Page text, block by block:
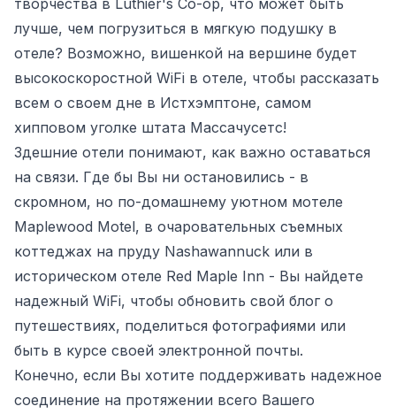
лучше, чем погрузиться в мягкую подушку в
отеле? Возможно, вишенкой на вершине будет
высокоскоростной WiFi в отеле, чтобы рассказать
всем о своем дне в Истхэмптоне, самом
хипповом уголке штата Массачусетс!
Здешние отели понимают, как важно оставаться
на связи. Где бы Вы ни остановились - в
скромном, но по-домашнему уютном мотеле
Maplewood Motel, в очаровательных съемных
коттеджах на пруду Nashawannuck или в
историческом отеле Red Maple Inn - Вы найдете
надежный WiFi, чтобы обновить свой блог о
путешествиях, поделиться фотографиями или
быть в курсе своей электронной почты.
Конечно, если Вы хотите поддерживать надежное
соединение на протяжении всего Вашего